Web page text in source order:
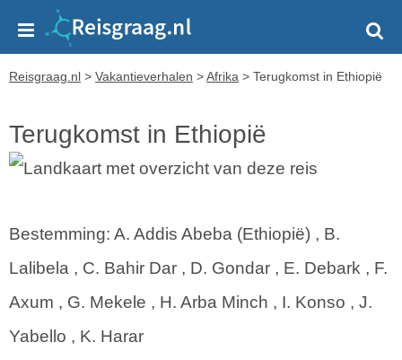
Reisgraag.nl > Vakantieverhalen >Afrika > Terugkomst in Ethiopië
Terugkomst in Ethiopië
Bestemming: A. Addis Abeba (Ethiopië) , B.
Lalibela , C. Bahir Dar , D. Gondar , E. Debark , F.
Axum , G. Mekele , H. Arba Minch , I. Konso , J.
Yabello , K. Harar